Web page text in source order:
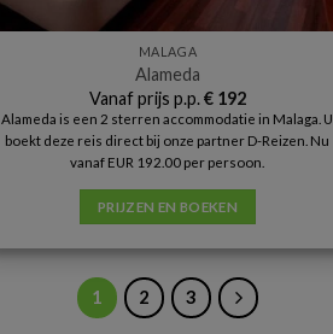
MALAGA
Alameda
Vanaf prijs p.p.€192
Alameda is een 2 sterren accommodatie in Malaga. U
boekt deze reis direct bij onze partner D-Reizen. Nu
vanaf EUR 192.00 per persoon.
PRIJZEN EN BOEKEN
1 2 3